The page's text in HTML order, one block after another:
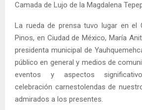
Camada de Lujo de la Magdalena
La rueda de prensa tuvo lugar en el
Pinos, en Ciudad de México, María
presidenta municipal de
público en general y medios de
eventos y aspectos
celebración carnestolendas de
admirados a los presentes.